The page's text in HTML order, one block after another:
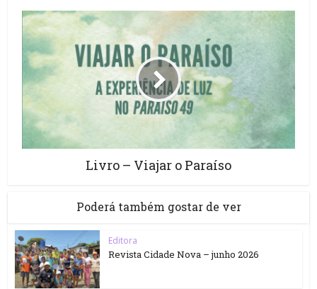
Livro – Viajar o Paraíso
Poderá também gostar de ver
Editora
Revista Cidade Nova – junho 2026